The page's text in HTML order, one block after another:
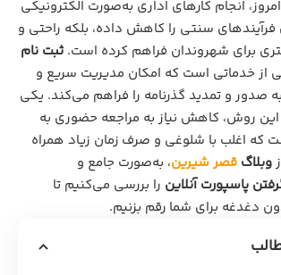
انجام کارهای اداری به‌صورت الکترونیکی
فرآیندهای سنتی را کاهش داده، بلکه راحتی و
برای شهروندان فراهم کرده است. ثبت نام
از خدماتی است که امکان مدیریت سریع و
به صدور و تمدید گذرنامه را فراهم می‌کند. یکی
این روش، کاهش نیاز به مراجعه حضوری به
پلیس +10 است که اغلب با شلوغی و صرف زمان زیاد همراه
وبلاگ قصر شیرین، به‌صورت جامع و
پاسپورت آنلاین را بررسی می‌کنیم تا
دغدغه برای شما رقم بزنیم.